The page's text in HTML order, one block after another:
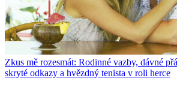
Zkus mě rozesmát: Rodinné vazby, dávné
skryté odkazy a hvězdný tenista v roli herce